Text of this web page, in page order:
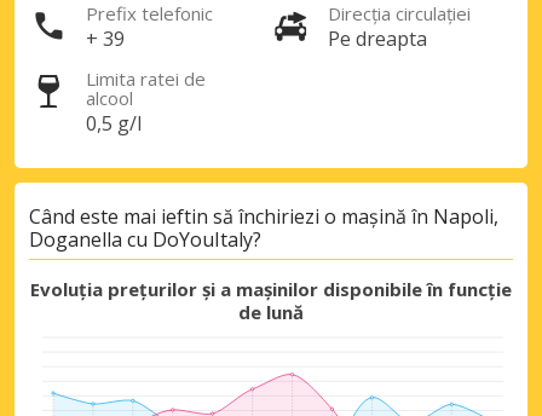
Prefix telefonic
+ 39
Direcția circulației
Pe dreapta
Limita ratei de
alcool
0,5 g/l
Când este mai ieftin să închiriezi o mașină în Napoli,
Doganella cu DoYouItaly?
Evoluția prețurilor și a mașinilor disponibile în funcție
de lună
Autentificare cu eLink